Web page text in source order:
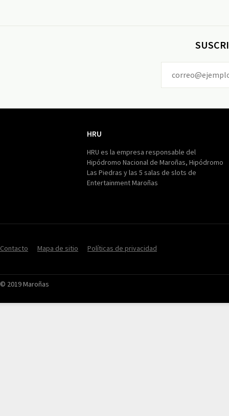
HRU
HRU es la empresa responsable del
Hipódromo Nacional de Maroñas, Hipódromo
Las Piedras y las 5 salas de slots de
Entertainment Maroñas
Contacto Mapa de sitio Políticas de privacidad
© 2019 Maroñas